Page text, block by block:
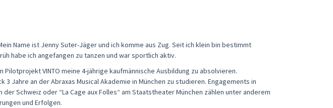
Name ist Jenny Suter-Jäger und ich komme aus Zug. Seit ich klein bin bestimmt
habe ich angefangen zu tanzen und war sportlich aktiv.
Pilotprojekt VINTO meine 4-jährige kaufmännische Ausbildung zu absolvieren.
3 Jahre an der Abraxas Musical Akademie in München zu studieren. Engagements in
der Schweiz oder “La Cage aux Folles“ am Staatstheater München zählen unter anderem
und Erfolgen.